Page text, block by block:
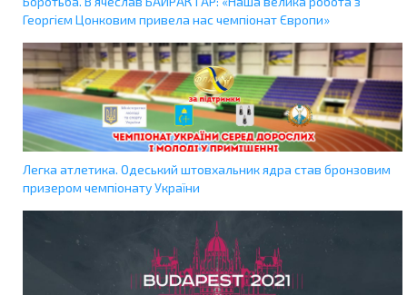
Георгієм Цонковим привела нас чемпіонат Європи»
Легка атлетика. Одеський штовхальник ядра став бронзовим
призером чемпіонату України